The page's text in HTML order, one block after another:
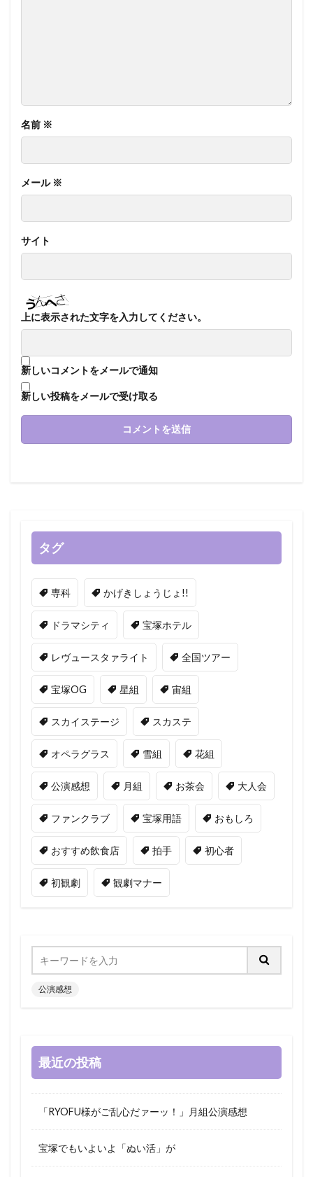
名前 ※
メール ※
サイト
上に表示された文字を入力してください。
新しいコメントをメールで通知
新しい投稿をメールで受け取る
タグ
専科 かげきしょうじょ!!
ドラマシティ 宝塚ホテル
レヴュースタァライト 全国ツアー
宝塚OG 星組 宙組
スカイステージ スカステ
オペラグラス 雪組 花組
公演感想 月組 お茶会 大人会
ファンクラブ 宝塚用語 おもしろ
おすすめ飲食店 拍手 初心者
初観劇 観劇マナー
公演感想
最近の投稿
「RYOFU様がご乱心だァーッ！」月組公演感想
宝塚でもいよいよ「ぬい活」が